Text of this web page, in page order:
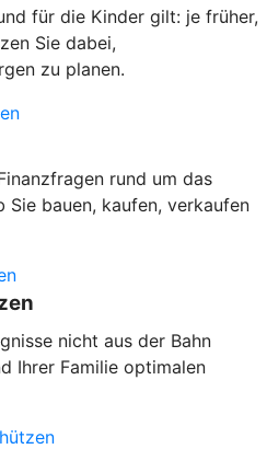
für die Kinder gilt: je früher,
Sie dabei,
zu planen.
rund um das
Sie bauen, kaufen, verkaufen
nicht aus der Bahn
Ihrer Familie optimalen